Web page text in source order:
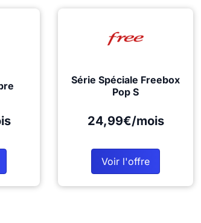
Série Spéciale Freebox
Pop S
24,99€/mois
Voir l'offre